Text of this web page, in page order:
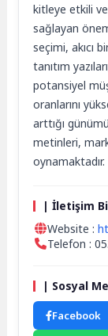
kitleye etkili ve
sağlayan
seçimi, akıcı
tanıtım
potansiyel
oranlarını
arttığı
metinleri,
oynamaktadır.
| İletişim
Website :
Telefon :
| Sosyal
Facebook